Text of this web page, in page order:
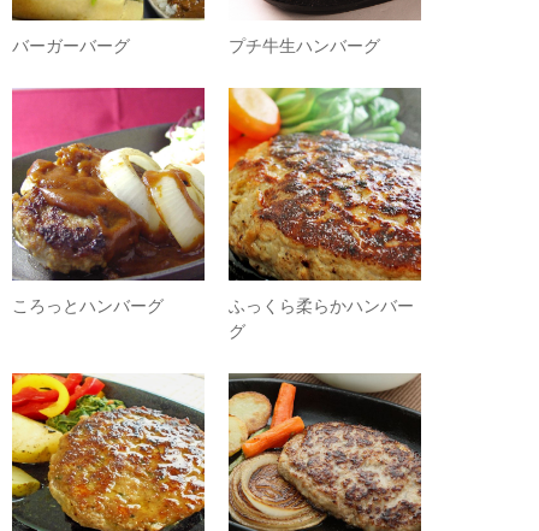
バーガーバーグ プチ牛生ハンバーグ
ころっとハンバーグ
ふっくら柔らかハンバー
グ